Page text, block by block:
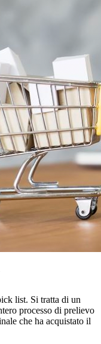
list. Si tratta di un
processo di prelievo
che ha acquistato il